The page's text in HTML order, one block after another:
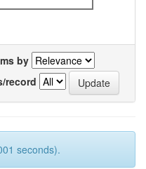
by
record
seconds).